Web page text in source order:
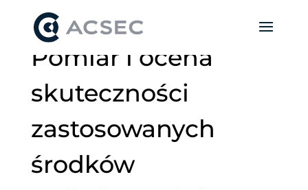
Pomiar i ocena
skuteczności
zastosowanych
środków